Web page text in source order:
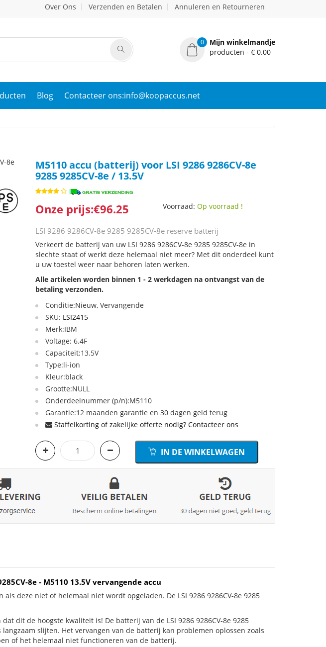
Over Ons Verzenden en Betalen Annuleren en Retourneren
0
Mijn winkelmandje
producten - € 0.00
Blog Contacteer ons:info@koopaccus.net
M5110 accu (batterij) voor LSI 9286 9286CV-8e
9285 9285CV-8e / 13.5V
Onze prijs:€96.25 Voorraad:Op voorraad !
LSI 9286 9286CV-8e 9285 9285CV-8e reserve batterij
Verkeert de batterij van uw LSI 9286 9286CV-8e 9285 9285CV-8e in
slechte staat of werkt deze helemaal niet meer? Met dit onderdeel kunt
u uw toestel weer naar behoren laten werken.
Alle artikelen worden binnen 1 - 2 werkdagen na ontvangst van de
betaling verzonden.
Conditie:Nieuw, Vervangende
SKU: LSI2415
Merk:IBM
Voltage: 6.4F
Capaciteit:13.5V
Type:li-ion
Kleur:black
Grootte:NULL
Onderdeelnummer (p/n):M5110
Garantie:12 maanden garantie en 30 dagen geld terug
Staffelkorting of zakelijke offerte nodig? Contacteer ons
IN DE WINKELWAGEN
8e - M5110 13.5V vervangende accu
deze niet of helemaal niet wordt opgeladen. De LSI 9286 9286CV-8e 9285
dit de hoogste kwaliteit is! De batterij van de LSI 9286 9286CV-8e 9285
slijten. Het vervangen van de batterij kan problemen oplossen zoals
of het helemaal niet functioneren van de batterij.